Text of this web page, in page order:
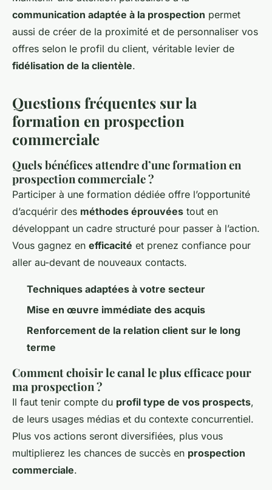
communication adaptée à la prospection permet
aussi de créer de la proximité et de personnaliser vos
offres selon le profil du client, véritable levier de
fidélisation de la clientèle.
Questions fréquentes sur la
formation en prospection
commerciale
Quels bénéfices attendre d’une formation en
prospection commerciale ?
Participer à une formation dédiée offre l’opportunité
d’acquérir des méthodes éprouvées tout en
développant un cadre structuré pour passer à l’action.
Vous gagnez en efficacité et prenez confiance pour
aller au-devant de nouveaux contacts.
Techniques adaptées à votre secteur
Mise en œuvre immédiate des acquis
Renforcement de la relation client sur le long
terme
Comment choisir le canal le plus efficace pour
ma prospection ?
Il faut tenir compte du profil type de vos prospects,
de leurs usages médias et du contexte concurrentiel.
Plus vos actions seront diversifiées, plus vous
multiplierez les chances de succès en prospection
commerciale.